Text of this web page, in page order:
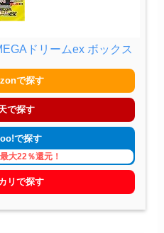
ドリームex ボックス
で探す
で探す
で探す
大22％還元！
リで探す